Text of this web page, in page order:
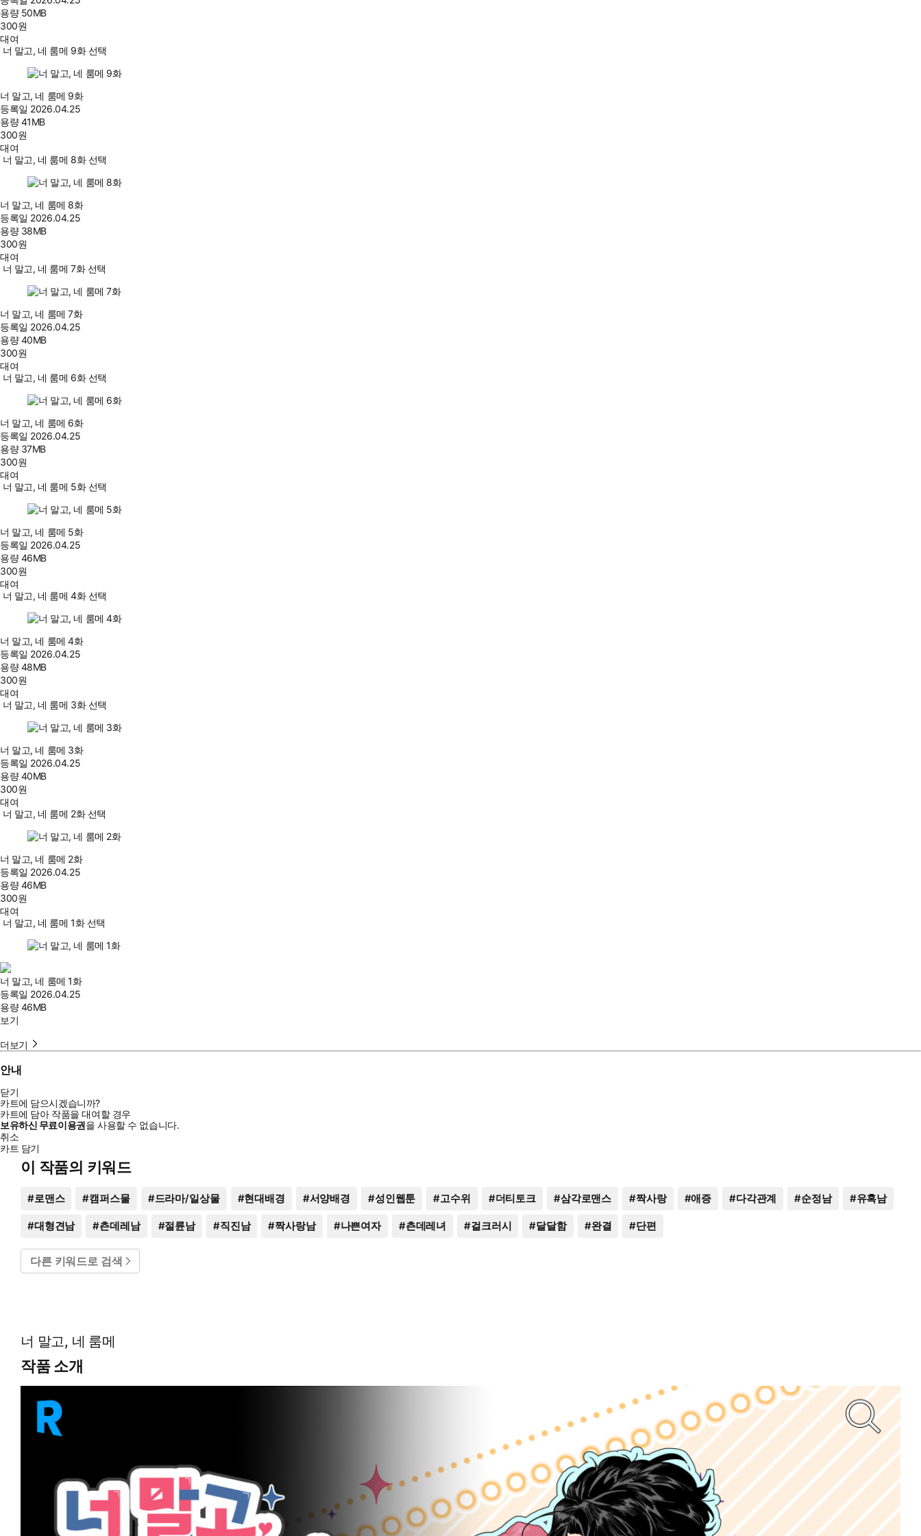
용량 50MB
300원
대여
너 말고, 네 룸메 9화 선택
너 말고, 네 룸메 9화
등록일 2026.04.25
용량41MB
300원
대여
너 말고, 네 룸메 8화 선택
너 말고, 네 룸메 8화
등록일 2026.04.25
용량 38MB
300원
대여
너 말고, 네 룸메 7화 선택
너 말고, 네 룸메 7화
등록일 2026.04.25
용량40MB
300원
대여
너 말고, 네 룸메 6화 선택
너 말고, 네 룸메 6화
등록일 2026.04.25
용량 37MB
300원
대여
너 말고, 네 룸메 5화 선택
너 말고, 네 룸메 5화
등록일 2026.04.25
용량46MB
300원
대여
너 말고, 네 룸메 4화 선택
너 말고, 네 룸메 4화
등록일 2026.04.25
용량48MB
300원
대여
너 말고, 네 룸메 3화 선택
너 말고, 네 룸메 3화
등록일 2026.04.25
용량40MB
300원
대여
너 말고, 네 룸메 2화 선택
너 말고, 네 룸메 2화
등록일 2026.04.25
용량46MB
300원
대여
너 말고, 네 룸메 1화 선택
너 말고, 네 룸메 1화
등록일 2026.04.25
용량46MB
보기
더보기
안내
닫기
카트에 담으시겠습니까?
카트에 담아 작품을 대여할 경우
보유하신 무료이용권을 사용할 수 없습니다.
취소
카트 담기
이 작품의 키워드
#로맨스 #캠퍼스물 #드라마/일상물 #현대배경 #서양배경 #성인웹툰 #고수위 #더티토크 #삼각로맨스 #짝사랑 #애증 #다각관계 #순정남 #유혹남
#대형견남 #츤데레남 #절륜남 #직진남 #짝사랑남 #나쁜여자 #츤데레녀 #걸크러시 #달달함 #완결 #단편
다른 키워드로 검색
너 말고, 네 룸메
작품 소개